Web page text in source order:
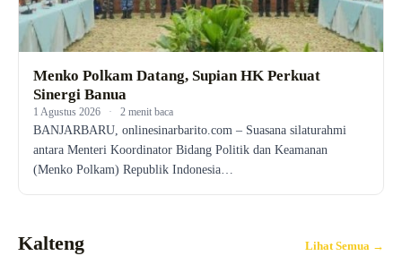
Menko Polkam Datang, Supian HK Perkuat
Sinergi Banua
1 Agustus 2026 · 2 menit baca
BANJARBARU, onlinesinarbarito.com – Suasana silaturahmi
antara Menteri Koordinator Bidang Politik dan Keamanan
(Menko Polkam) Republik Indonesia…
Kalteng Lihat Semua →